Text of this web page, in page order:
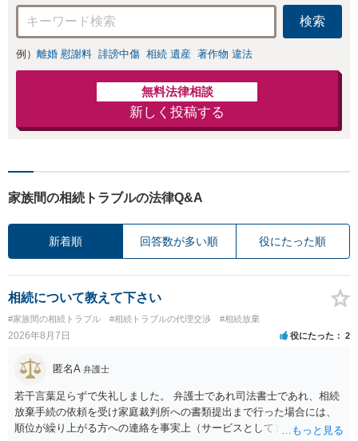
検索
例） 離婚 慰謝料 誹謗中傷 相続 遺産 著作物 違法
無料法律相談
新しく投稿する
家族間の相続トラブルの法律Q&A
新着順 回答数が多い順 役にたった順
相続について教えて下さい
#家族間の相続トラブル #相続トラブルの代理交渉 #相続放棄
2026年8月7日 役にたった 2
匿名A 弁護士
若干言葉足らずで失礼しました。 弁護士であれ司法書士であれ、相続
放棄手続の依頼を受け家庭裁判所への書類提出まで行った場合には、
順位が繰り上がる方への連絡を事実上（サービスとして）行うことは